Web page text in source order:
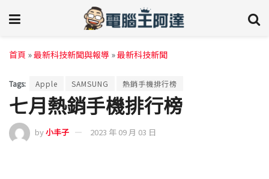
首頁 »最新科技新聞與報導 »最新科技新聞
Tags: Apple SAMSUNG 熱銷手機排行榜
七月熱銷手機排行榜
by小丰子 2023 年 09 月 03 日